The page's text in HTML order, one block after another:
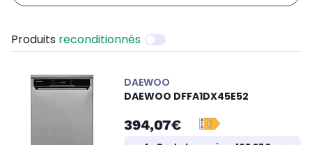
Produits reconditionnés
DAEWOO
DAEWOO DFFA1DX45E52
394,07€